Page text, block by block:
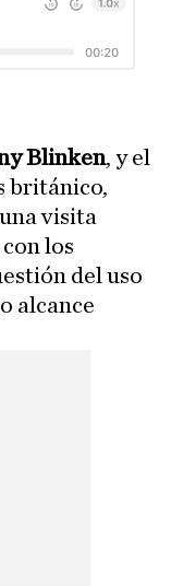
Blinken, y el
británico,
visita
los
del uso
alcance